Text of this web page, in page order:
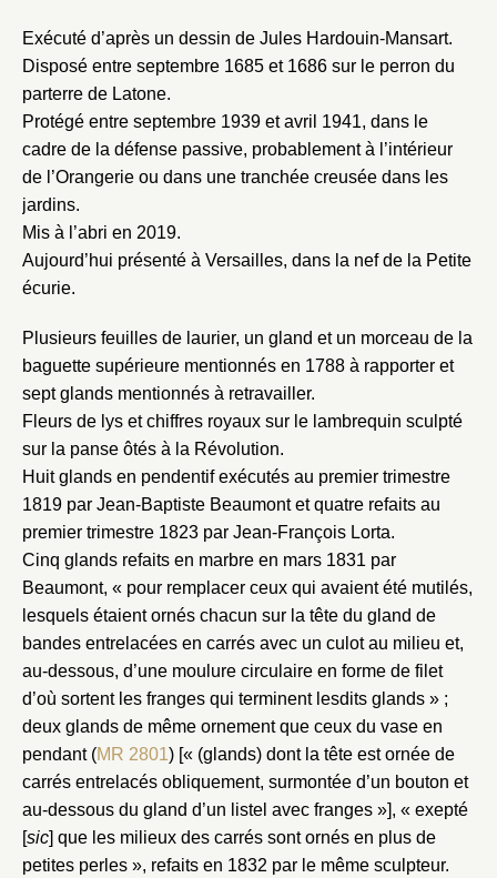
Exécuté d’après un dessin de Jules Hardouin-Mansart.
Disposé entre septembre 1685 et 1686 sur le perron du
parterre de Latone.
Protégé entre septembre 1939 et avril 1941, dans le
cadre de la défense passive, probablement à l’intérieur
de l’Orangerie ou dans une tranchée creusée dans les
jardins.
Mis à l’abri en 2019.
Aujourd’hui présenté à Versailles, dans la nef de la Petite
écurie.
Plusieurs feuilles de laurier, un gland et un morceau de la
baguette supérieure mentionnés en 1788 à rapporter et
sept glands mentionnés à retravailler.
Fleurs de lys et chiffres royaux sur le lambrequin sculpté
sur la panse ôtés à la Révolution.
Huit glands en pendentif exécutés au premier trimestre
1819 par Jean-Baptiste Beaumont et quatre refaits au
premier trimestre 1823 par Jean-François Lorta.
Cinq glands refaits en marbre en mars 1831 par
Beaumont, « pour remplacer ceux qui avaient été mutilés,
lesquels étaient ornés chacun sur la tête du gland de
bandes entrelacées en carrés avec un culot au milieu et,
au-dessous, d’une moulure circulaire en forme de filet
d’où sortent les franges qui terminent lesdits glands » ;
deux glands de même ornement que ceux du vase en
pendant (MR 2801) [« (glands) dont la tête est ornée de
carrés entrelacés obliquement, surmontée d’un bouton et
au-dessous du gland d’un listel avec franges »], « exepté
[sic] que les milieux des carrés sont ornés en plus de
petites perles », refaits en 1832 par le même sculpteur.
Fermer
Choix du dossier où ajouter la
notice
Nom du dossier
Fermer
Connexion
Courriel